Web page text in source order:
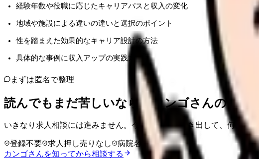
経験年数や役職に応じたキャリアパスと収入の変化
地域や施設による違いの違いと選択のポイント
性を踏まえた効果的なキャリア設計の方法
具体的な事例に収入アップの実践方法
まずは匿名で整理
読んでもまだ苦しいなら、カンゴさんの部屋
いきなり求人相談には進みません。今の気持ちを吐き出して、何がつ
登録不要 求人押し売りなし
病院名は入力不要
カンゴさんを知ってから相談する